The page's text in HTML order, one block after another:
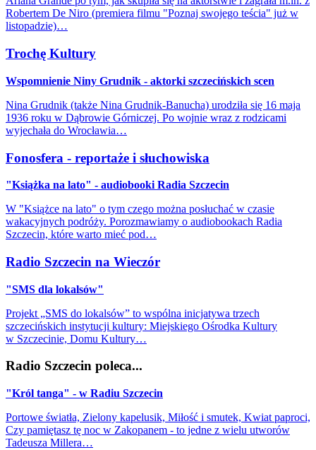
Robertem De Niro (premiera filmu "Poznaj swojego teścia" już w
listopadzie)…
Trochę Kultury
Wspomnienie Niny Grudnik - aktorki szczecińskich scen
Nina Grudnik (także Nina Grudnik-Banucha) urodziła się 16 maja
1936 roku w Dąbrowie Górniczej. Po wojnie wraz z rodzicami
wyjechała do Wrocławia…
Fonosfera - reportaże i słuchowiska
"Książka na lato" - audiobooki Radia Szczecin
W "Książce na lato" o tym czego można posłuchać w czasie
wakacyjnych podróży. Porozmawiamy o audiobookach Radia
Szczecin, które warto mieć pod…
Radio Szczecin na Wieczór
"SMS dla lokalsów"
Projekt „SMS do lokalsów” to wspólna inicjatywa trzech
szczecińskich instytucji kultury: Miejskiego Ośrodka Kultury
w Szczecinie, Domu Kultury…
Radio Szczecin poleca...
"Król tanga" - w Radiu Szczecin
Portowe światła, Zielony kapelusik, Miłość i smutek, Kwiat paproci,
Czy pamiętasz tę noc w Zakopanem - to jedne z wielu utworów
Tadeusza Millera…